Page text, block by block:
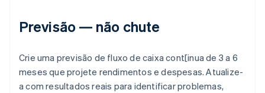
Previsão — não chute
Crie uma previsão de fluxo de caixa cont[inua de 3 a 6
meses que projete rendimentos e despesas. Atualize-
a com resultados reais para identificar problemas,